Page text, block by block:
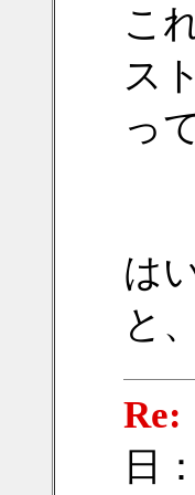
こ
ス
っ
は
と
Re:
日